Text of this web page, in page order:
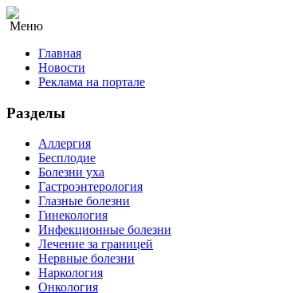
Меню
Главная
Новости
Реклама на портале
Разделы
Аллергия
Бесплодие
Болезни уха
Гастроэнтерология
Глазные болезни
Гинекология
Инфекционные болезни
Лечение за границей
Нервные болезни
Наркология
Онкология